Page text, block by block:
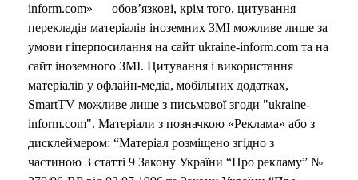
inform.com» — обов’язкові, крім того, цитування
перекладів матеріалів іноземних ЗМІ можливе лише за
умови гіперпосилання на сайт ukraine-inform.com та на
сайт іноземного ЗМІ. Цитування і використання
матеріалів у офлайн-медіа, мобільних додатках,
SmartTV можливе лише з письмової згоди "ukraine-
inform.com". Матеріали з позначкою «Реклама» або з
дисклеймером: “Матеріал розміщено згідно з
частиною 3 статті 9 Закону України “Про рекламу” №